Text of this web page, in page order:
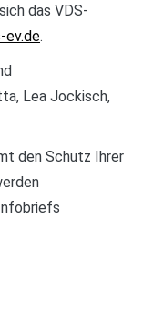
das VDS-
ev.de.
Lea Jockisch,
den Schutz Ihrer